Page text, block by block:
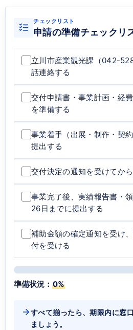
チェックリスト
申請の準備チェックリ
立川市産業観光課（042-
話連絡する
交付申請書・事業計画・経
を準備する
事業着手（出展・制作・契
提出する
交付決定の通知を受けてか
事業完了後、実績報告書・
26日までに提出する
補助金額の確定通知を受け
付を受ける
準備状況： 0%
すべて揃ったら、期限内に窓
ましょう。